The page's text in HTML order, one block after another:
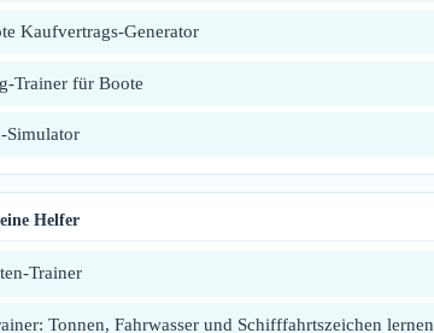
Kaufvertrags-Generator
Trainer für Boote
Simulator
Helfer
Trainer
Tonnen, Fahrwasser und Schifffahrtszeichen lernen